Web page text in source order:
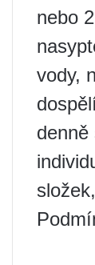
nebo
vody,
denně